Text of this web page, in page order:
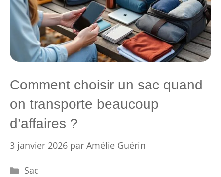
Comment choisir un sac quand
on transporte beaucoup
d’affaires ?
3 janvier 2026 par Amélie Guérin
Catégories
Sac